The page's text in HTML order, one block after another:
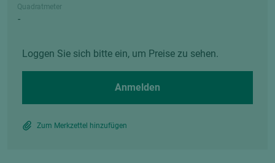
Quadratmeter
Loggen Sie sich bitte ein, um Preise zu sehen.
Anmelden
Zum Merkzettel hinzufügen